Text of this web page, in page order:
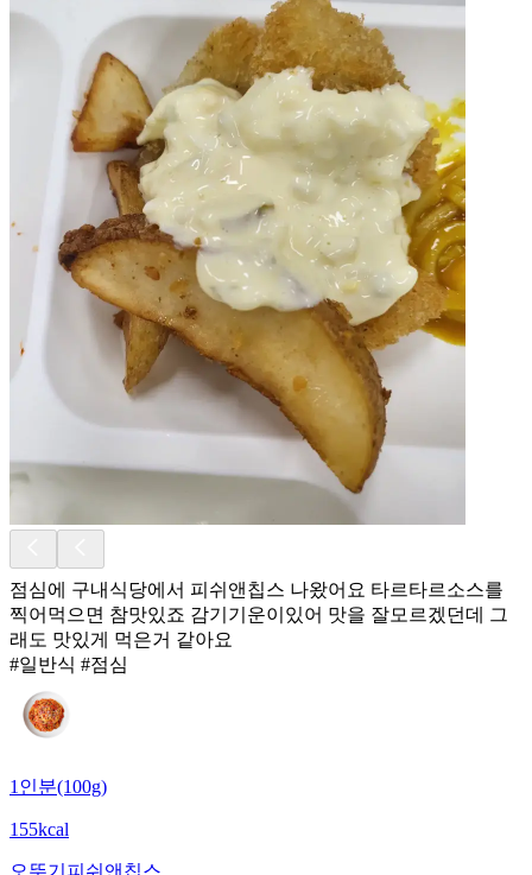
점심에 구내식당에서 피쉬앤칩스 나왔어요 타르타르소스를
찍어먹으면 참맛있죠 감기기운이있어 맛을 잘모르겠던데 그
래도 맛있게 먹은거 같아요
#일반식 #점심
1인분(100g)
155kcal
오뚜기 피쉬앤칩스